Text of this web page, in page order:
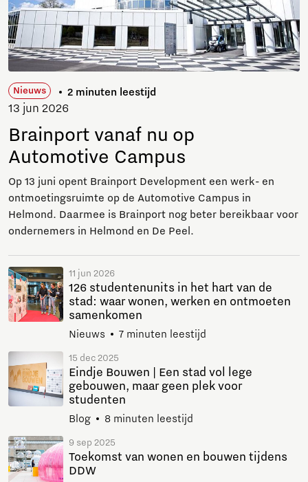
Nieuws 2 minuten leestijd
13 jun 2026
Brainport vanaf nu op
Automotive Campus
Op 13 juni opent Brainport Development een werk- en
ontmoetingsruimte op de Automotive Campus in
Helmond. Daarmee is Brainport nog beter bereikbaar voor
ondernemers in Helmond en De Peel.
11 jun 2026
126 studentenunits in het hart van de
stad: waar wonen, werken en ontmoeten
samenkomen
Nieuws 7 minuten leestijd
15 dec 2025
Eindje Bouwen | Een stad vol lege
gebouwen, maar geen plek voor
studenten
Blog 8 minuten leestijd
9 sep 2025
Toekomst van wonen en bouwen tijdens
DDW